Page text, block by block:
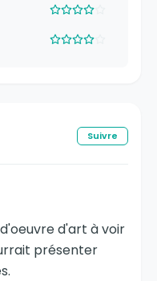
Suivre
d'art à voir
présenter